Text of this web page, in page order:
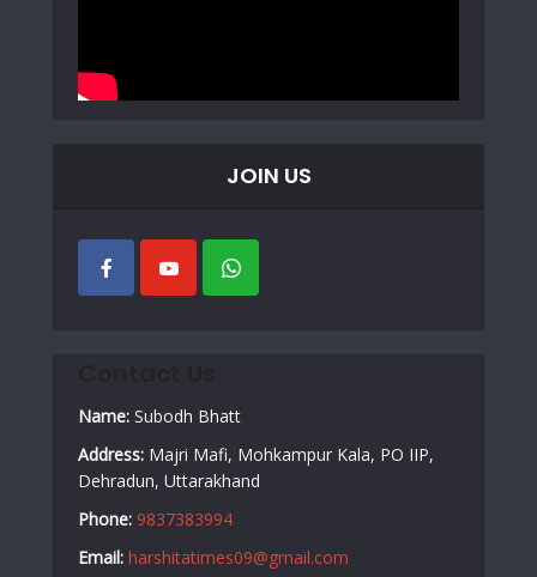
JOIN US
Name: Subodh Bhatt
Address: Majri Mafi, Mohkampur Kala, PO IIP,
Dehradun, Uttarakhand
Phone: 9837383994
Email: harshitatimes09@gmail.com